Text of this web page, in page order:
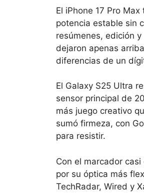
El iPhone 17 Pro
potencia estable sin
resúmenes, edición
dejaron apenas
diferencias de un
El Galaxy S25 Ultra
sensor principal de
más juego creativo
sumó firmeza, con
para resistir.
Con el marcador
por su óptica más
TechRadar, Wired y